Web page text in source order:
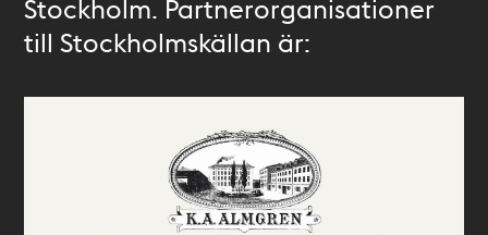
Stockholm. Partnerorganisationer
till Stockholmskällan är: